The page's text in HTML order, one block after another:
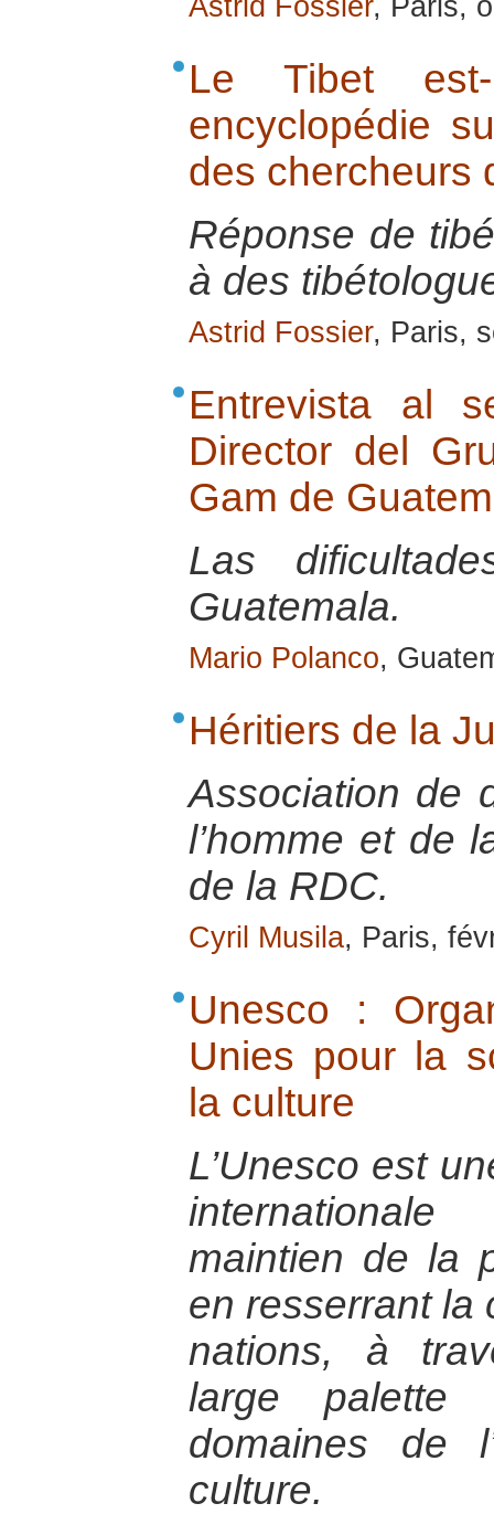
Astrid Fossier, Paris,
Le Tibet
encyclopédie
des chercheurs
Réponse de
à des
Astrid Fossier, Paris,
Entrevista al
Director del
Gam de
Las
Guatemala.
Mario Polanco,
Héritiers de la
Association de
l’homme et de
de la RDC.
Cyril Musila, Paris,
Unesco :
Unies pour la
la culture
L’Unesco est
maintien de la
en resserrant la
nations, à
large palette
domaines de
culture.